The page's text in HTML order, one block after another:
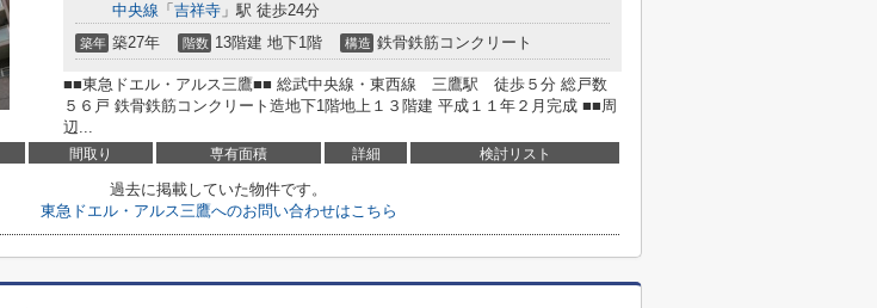
中央線 「 吉祥寺 」駅 徒歩24分
築年 築27年 階数 13階建 地下1階 構造 鉄骨鉄筋コンクリート
■■東急ドエル・アルス三鷹■■ 総武中央線・東西線 三鷹駅 徒歩５分 総戸数
５６戸 鉄骨鉄筋コンクリート造地下1階地上１３階建 平成１１年２月完成 ■■周
辺...
間取り 専有面積 詳細 検討リスト
過去に掲載していた物件です。
東急ドエル・アルス三鷹へのお問い合わせはこちら